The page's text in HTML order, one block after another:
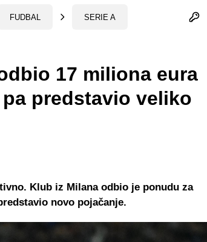
FUDBAL SERIE A
17 miliona eura
predstavio veliko
Klub iz Milana odbio je ponudu za
novo pojačanje.